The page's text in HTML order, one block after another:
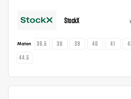
StockX
Maten 36.5 38 39 40 41
44.5